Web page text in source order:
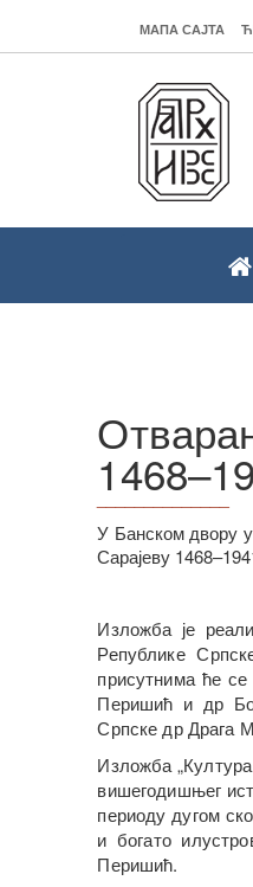
МАПА САЈТА
______________
У Банском двору
Сарајеву
Изложба је
Републике
присутнима ће
Перишић и др
Српске др Драга
Изложба
вишегодишњег
периоду дугом
и богато
Перишић.